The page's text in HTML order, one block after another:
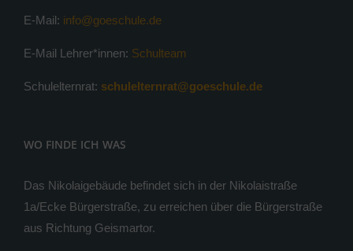
E-Mail: info@goeschule.de
E-Mail Lehrer*innen: Schulteam
Schulelternrat: schulelternrat@goeschule.de
WO FINDE ICH WAS
Das Nikolaigebäude befindet sich in der Nikolaistraße
1a/Ecke Bürgerstraße, zu erreichen über die Bürgerstraße
aus Richtung Geismartor.